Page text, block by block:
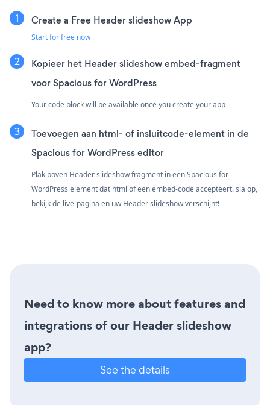
Create a Free Header slideshow App
Start for free now
Kopieer het Header slideshow embed-fragment
voor Spacious for WordPress
Your code block will be available once you create your app
Toevoegen aan html- of insluitcode-element in de
Spacious for WordPress editor
Plak boven Header slideshow fragment in een Spacious for
WordPress element dat html of een embed-code accepteert. sla op,
bekijk de live-pagina en uw Header slideshow verschijnt!
Need to know more about features and
integrations of our Header slideshow
app?
See the details